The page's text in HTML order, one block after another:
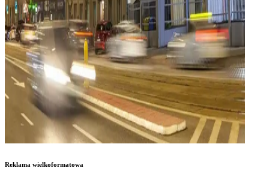
Reklama wielkoformatowa